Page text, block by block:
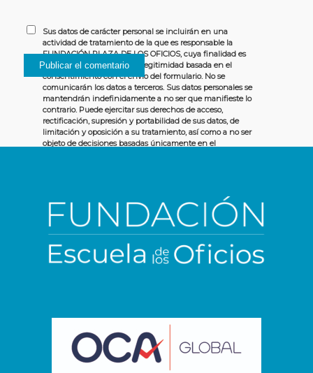
Sus datos de carácter personal se incluirán en una
actividad de tratamiento de la que es responsable la
FUNDACIÓN PLAZA DE LOS OFICIOS, cuya finalidad es
gestionar los comentarios. Legitimidad basada en el
consentimiento con el envío del formulario. No se
comunicarán los datos a terceros. Sus datos personales se
mantendrán indefinidamente a no ser que manifieste lo
contrario. Puede ejercitar sus derechos de acceso,
rectificación, supresión y portabilidad de sus datos, de
limitación y oposición a su tratamiento, así como a no ser
objeto de decisiones basadas únicamente en el